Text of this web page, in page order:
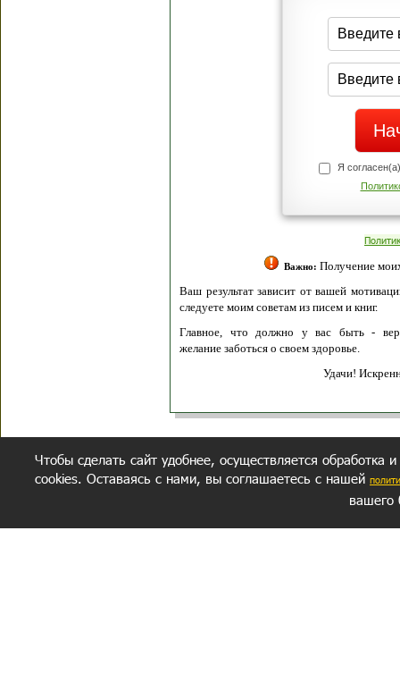
Я
Важно: Получение
Ваш результат зависит от вашей
следуете моим советам из писем и книг.
Главное, что должно у вас быть -
желание заботься о своем здоровье.
Удачи!
Чтобы сделать сайт удобнее, осуществляется обработка
cookies. Оставаясь с нами, вы соглашаетесь с нашей
вашего